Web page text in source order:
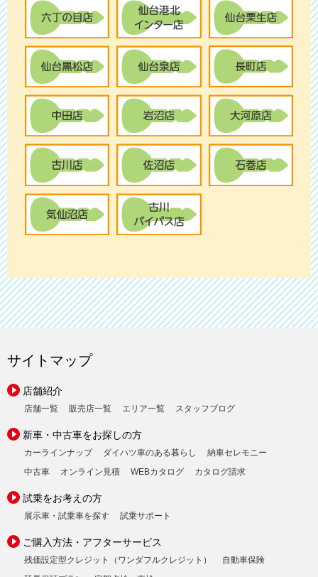
サイトマップ
店舗紹介
店舗一覧 販売店一覧 エリア一覧 スタッフブログ
新車・中古車をお探しの方
カーラインナップ ダイハツ車のある暮らし
納車セレモニー
中古車
オンライン見積 WEBカタログ カタログ請求
試乗をお考えの方
展示車・試乗車を探す 試乗サポート
ご購入方法・アフターサービス
残価設定型クレジット（ワンダフルクレジット）
自動車保険